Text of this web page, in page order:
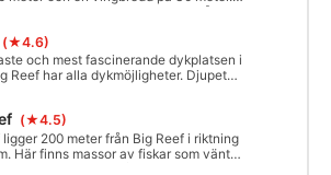
av BOSAD 2007. Djupet börjar på 19
delar och kropps- och stjärtdelen drev
vänstra motorn gick också sönder när
(★4.6)
och mest fascinerande dykplatsen i
Reef har alla dykmöjligheter. Djupet
en vägg som vetter mot Black Island
ner från 7 meter till 34 meter.
(★4.5)
ligger 200 meter från Big Reef i riktning
Här finns massor av fiskar som väntar